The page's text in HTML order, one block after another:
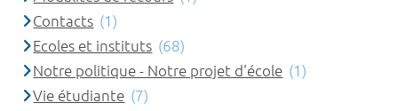
Contacts (1)
Ecoles et instituts (68)
Notre politique - Notre projet d'école (1)
Vie étudiante (7)